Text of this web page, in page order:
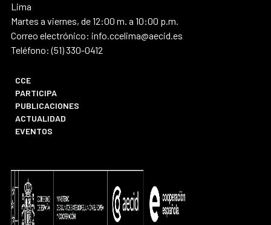
Lima
Martes a viernes, de 12:00 m. a 10:00 p.m.
Correo electrónico: info.ccelima@aecid.es
Teléfono: (51) 330-0412
CCE
PARTICIPA
PUBLICACIONES
ACTUALIDAD
EVENTOS